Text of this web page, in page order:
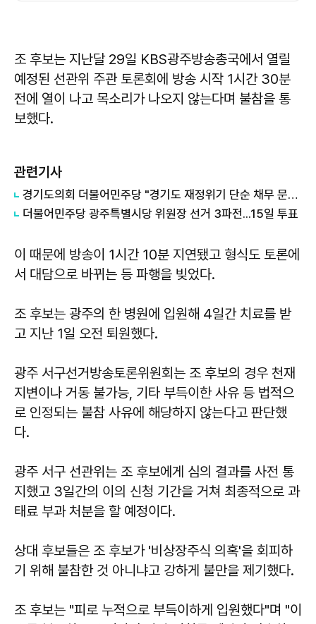
조 후보는 지난달 29일 KBS광주방송총국에서 열릴
예정된 선관위 주관 토론회에 방송 시작 1시간 30분
전에 열이 나고 목소리가 나오지 않는다며 불참을 통
보했다.
관련기사
경기도의회 더불어민주당 "경기도 재정위기 단순 채무 문제 아냐"...세수체계 개편 논의
더불어민주당 광주특별시당 위원장 선거 3파전...15일 투표
이 때문에 방송이 1시간 10분 지연됐고 형식도 토론에
서 대담으로 바뀌는 등 파행을 빚었다.
조 후보는 광주의 한 병원에 입원해 4일간 치료를 받
고 지난 1일 오전 퇴원했다.
광주 서구선거방송토론위원회는 조 후보의 경우 천재
지변이나 거동 불가능, 기타 부득이한 사유 등 법적으
로 인정되는 불참 사유에 해당하지 않는다고 판단했
다.
광주 서구 선관위는 조 후보에게 심의 결과를 사전 통
지했고 3일간의 이의 신청 기간을 거쳐 최종적으로 과
태료 부과 처분을 할 예정이다.
상대 후보들은 조 후보가 '비상장주식 의혹'을 회피하
기 위해 불참한 것 아니냐고 강하게 불만을 제기했다.
조 후보는 "피로 누적으로 부득이하게 입원했다"며 "이